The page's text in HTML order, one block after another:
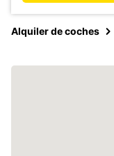
Alquiler de coches